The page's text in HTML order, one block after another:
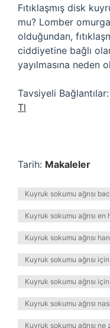
Fıtıklaşmış disk
mu? Lomber
olduğundan,
ciddiyetine bağlı
yayılmasına neden
Tavsiyeli Bağlantılar:
Tl
Tarih: Makaleler
Kuyruk sokumu ağrısı
Kuyruk sokumu ağrısı en
Kuyruk sokumu ağrısı
Kuyruk sokumu ağrısı
Kuyruk sokumu ağrısı
Kuyruk sokumu ağrısı
Kuyruk sokumu ağrısı